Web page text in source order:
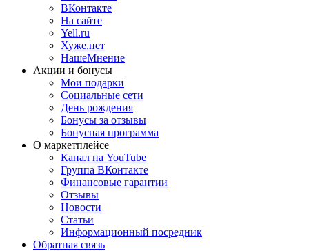
ВКонтакте
На сайте
Yell.ru
Хуже.нет
НашеМнение
Акции и бонусы
Мои подарки
Социальные сети
День рождения
Бонусы за отзывы
Бонусная программа
О маркетплейсе
Канал на YouTube
Группа ВКонтакте
Финансовые гарантии
Отзывы
Новости
Статьи
Информационный посредник
Обратная связь